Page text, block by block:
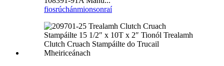
fiosrúchánmionsonraí